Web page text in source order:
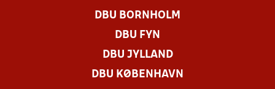
DBU BORNHOLM
DBU FYN
DBU JYLLAND
DBU KØBENHAVN